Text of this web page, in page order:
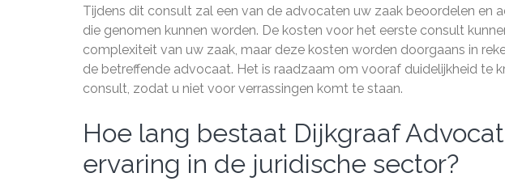
Tijdens dit consult zal een van de advocaten uw zaak beoordelen en
die genomen kunnen worden. De kosten voor het eerste consult
complexiteit van uw zaak, maar deze kosten worden doorgaans in
de betreffende advocaat. Het is raadzaam om vooraf duidelijkheid te
consult, zodat u niet voor verrassingen komt te staan.
Hoe lang bestaat Dijkgraaf
ervaring in de juridische sector?